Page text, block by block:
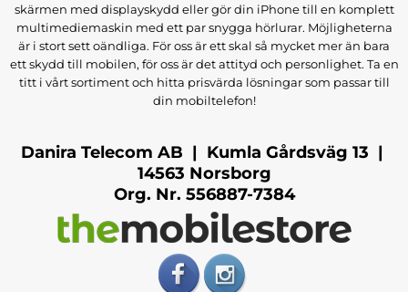
skärmen med displayskydd eller gör din iPhone till en komplett
multimediemaskin med ett par snygga hörlurar. Möjligheterna
är i stort sett oändliga. För oss är ett skal så mycket mer än bara
ett skydd till mobilen, för oss är det attityd och personlighet. Ta en
titt i vårt sortiment och hitta prisvärda lösningar som passar till
din mobiltelefon!
Danira Telecom AB | Kumla Gårdsväg 13 |
14563 Norsborg
Org. Nr. 556887-7384